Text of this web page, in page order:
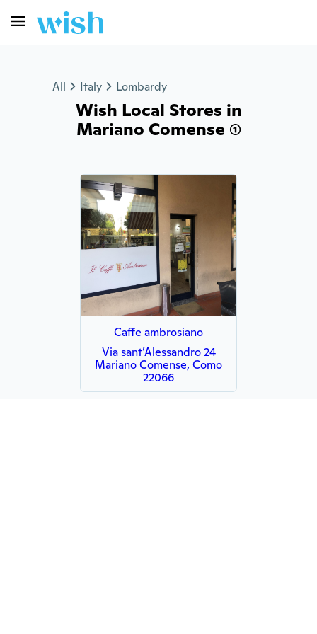
All Italy Lombardy
Wish Local Stores in
Mariano Comense (1)
Caffe ambrosiano
Via sant’Alessandro 24
Mariano Comense, Como
22066